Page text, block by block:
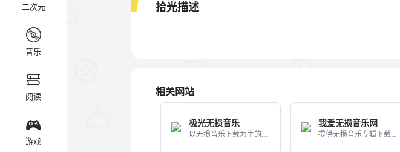
二次元
音乐
阅读
游戏
拾光描述
相关网站
极光无损音乐
以无损音乐下载为主的歌曲下载网站
我爱无损音乐网
提供无损音乐专辑下载的音乐资源网站